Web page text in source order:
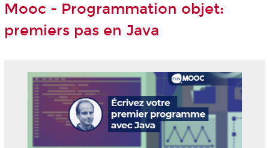
Mooc - Programmation objet:
premiers pas en Java